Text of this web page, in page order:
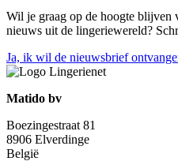
Wil je graag op de hoogte blijven
nieuws uit de lingeriewereld?
Ja, ik wil de nieuwsbrief
Matido bv
Boezingestraat 81
8906 Elverdinge
België